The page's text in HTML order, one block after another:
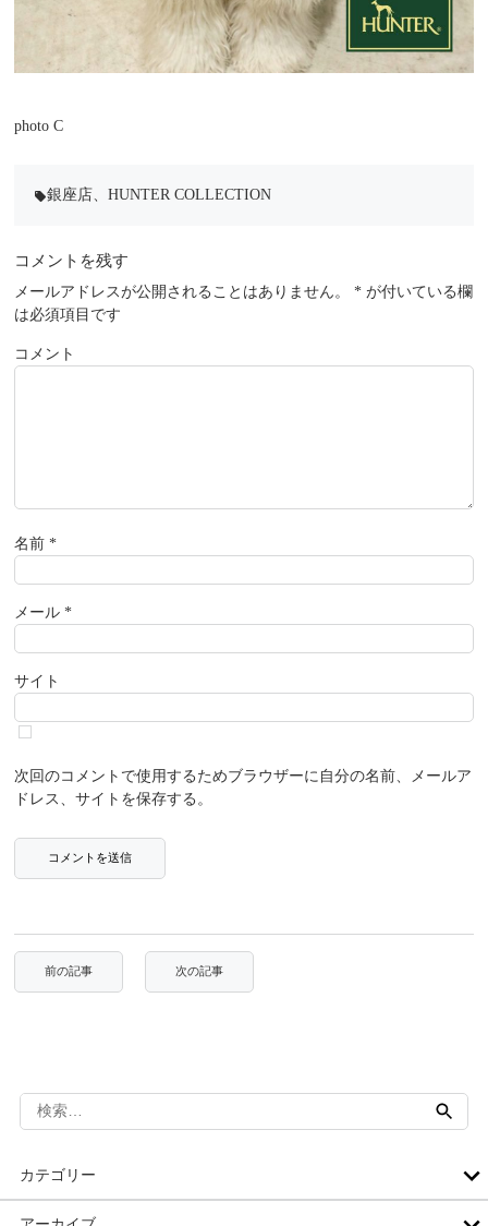
photo C
local_offer銀座店、HUNTER COLLECTION
コメントを残す
メールアドレスが公開されることはありません。 * が付いている欄
は必須項目です
コメント
名前*
メール*
サイト
次回のコメントで使用するためブラウザーに自分の名前、メールア
ドレス、サイトを保存する。
検
カテゴリー